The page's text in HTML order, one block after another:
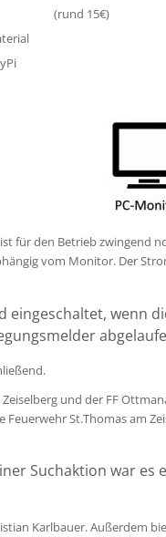
(rund 15€)
für den Betrieb zwingend
vom Monitor. Der
eingeschaltet, wenn
Zeiselberg und der FF
Feuerwehr St.Thomas am
Suchaktion war
Karlbauer. Außerdem